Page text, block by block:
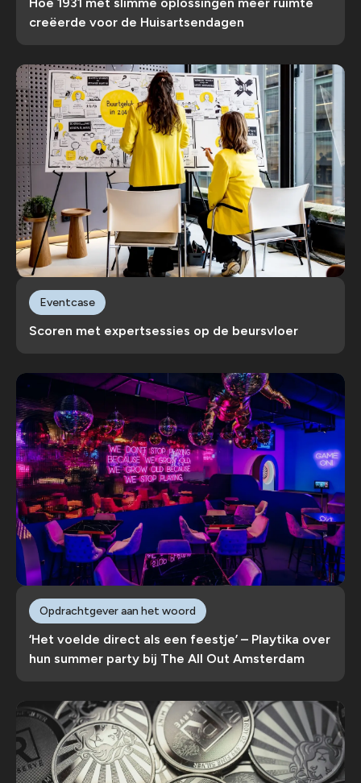
creëerde voor de Huisartsendagen
Scoren met expertsessies op de beursvloer
Eventcase
‘Het voelde direct als een feestje’ – Playtika over
hun summer party bij The All Out Amsterdam
Opdrachtgever aan het woord